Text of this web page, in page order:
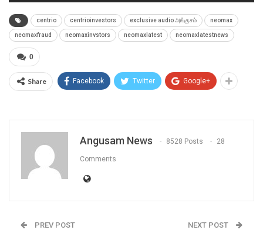
centrio centrioinvestors exclusive audio அங்குசம் neomax
neomaxfraud neomaxinvstors neomaxlatest neomaxlatestnews
0
Share Facebook Twitter Google+
Angusam News 8528 Posts 28
Comments
PREV POST NEXT POST